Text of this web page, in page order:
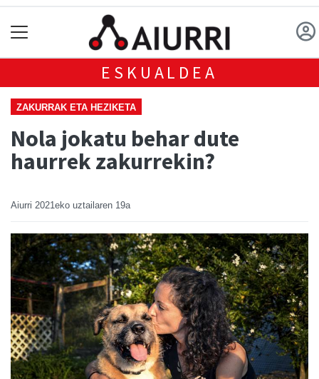
ESKUALDEA
ZAKURRAK ETA HEZIKETA
Nola jokatu behar dute
haurrek zakurrekin?
Aiurri 2021eko uztailaren 19a